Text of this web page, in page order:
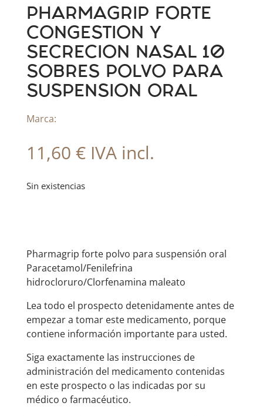
PHARMAGRIP FORTE
CONGESTION Y
SECRECION NASAL 10
SOBRES POLVO PARA
SUSPENSION ORAL
Marca:
11,60 € IVA incl.
Sin existencias
Pharmagrip forte polvo para suspensión oral
Paracetamol/Fenilefrina
hidrocloruro/Clorfenamina maleato
Lea todo el prospecto detenidamente antes de
empezar a tomar este medicamento, porque
contiene información importante para usted.
Siga exactamente las instrucciones de
administración del medicamento contenidas
en este prospecto o las indicadas por su
médico o farmacéutico.